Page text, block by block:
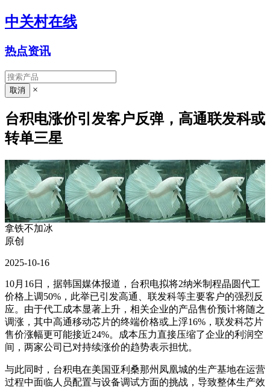
中关村在线
热点资讯
×
台积电涨价引发客户反弹，高通联发科或
转单三星
拿铁不加冰
原创
2025-10-16
10月16日，据韩国媒体报道，台积电拟将2纳米制程晶圆代工
价格上调50%，此举已引发高通、联发科等主要客户的强烈反
应。由于代工成本显著上升，相关企业的产品售价预计将随之
调涨，其中高通移动芯片的终端价格或上浮16%，联发科芯片
售价涨幅更可能接近24%。成本压力直接压缩了企业的利润空
间，两家公司已对持续涨价的趋势表示担忧。
与此同时，台积电在美国亚利桑那州凤凰城的生产基地在运营
过程中面临人员配置与设备调试方面的挑战，导致整体生产效